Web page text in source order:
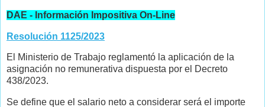
DAE - Información Impositiva On-Line
Resolución 1125/2023
El Ministerio de Trabajo reglamentó la aplicación de la
asignación no remunerativa dispuesta por el Decreto
438/2023.
Se define que el salario neto a considerar será el importe